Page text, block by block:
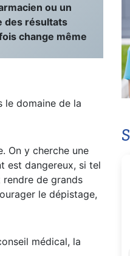
une crème,
ou un
des résultats
change même
domaine de la
On y cherche une
dangereux, si tel
de grands
le dépistage,